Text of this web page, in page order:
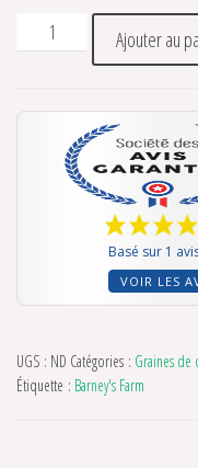
quantité de Hindu
Ajouter au
Basé sur 1
VOIR LES
UGS : ND Catégories : Graines de
Étiquette : Barney's Farm